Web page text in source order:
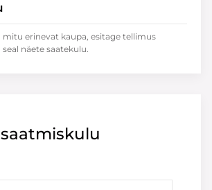
mitu erinevat kaupa, esitage tellimus
näete saatekulu.